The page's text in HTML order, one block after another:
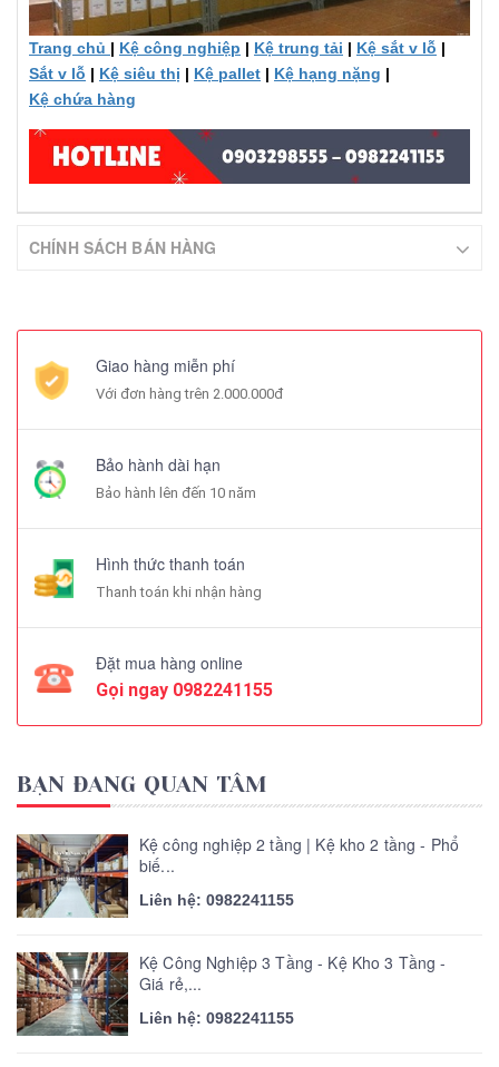
Trang chủ | Kệ công nghiệp | Kệ trung tải | Kệ sắt v lỗ |
Sắt v lỗ | Kệ siêu thị | Kệ pallet | Kệ hạng nặng |
Kệ chứa hàng
CHÍNH SÁCH BÁN HÀNG
Giao hàng miễn phí
Với đơn hàng trên 2.000.000đ
Bảo hành dài hạn
Bảo hành lên đến 10 năm
Hình thức thanh toán
Thanh toán khi nhận hàng
Đặt mua hàng online
Gọi ngay 0982241155
BẠN ĐANG QUAN TÂM
Kệ công nghiệp 2 tầng | Kệ kho 2 tầng - Phổ
biế...
Liên hệ: 0982241155
Kệ Công Nghiệp 3 Tầng - Kệ Kho 3 Tầng -
Giá rẻ,...
Liên hệ: 0982241155